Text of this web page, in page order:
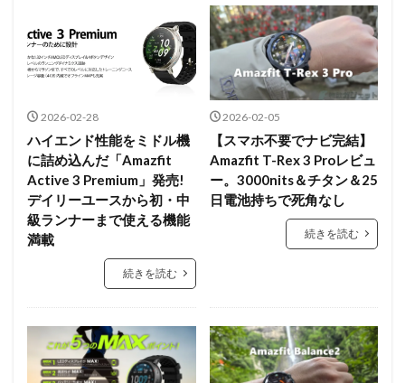
2026-02-28
ハイエンド性能をミドル機
に詰め込んだ「Amazfit
Active 3 Premium」発売!
デイリーユースから初・中
級ランナーまで使える機能
満載
続きを読む
2026-02-05
【スマホ不要でナビ完結】
Amazfit T-Rex 3 Proレビュ
ー。3000nits＆チタン＆25
日電池持ちで死角なし
続きを読む